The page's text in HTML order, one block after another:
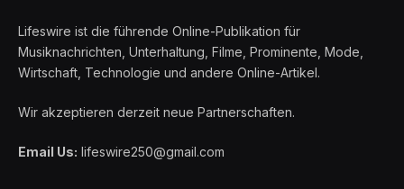
Lifeswire ist die führende Online-Publikation für
Musiknachrichten, Unterhaltung, Filme, Prominente, Mode,
Wirtschaft, Technologie und andere Online-Artikel.
Wir akzeptieren derzeit neue Partnerschaften.
Email Us: lifeswire250@gmail.com